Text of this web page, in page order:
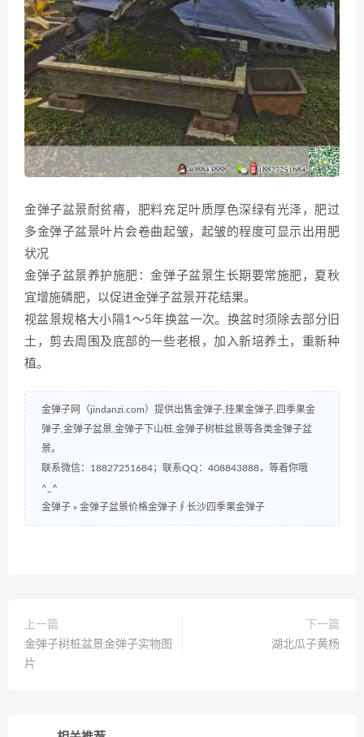
金弹子盆景耐贫瘠，肥料充足叶质厚色深绿有光泽，肥过
多金弹子盆景叶片会卷曲起皱，起皱的程度可显示出用肥
状况
金弹子盆景养护施肥：金弹子盆景生长期要常施肥，夏秋
宜增施磷肥，以促进金弹子盆景开花结果。
视盆景规格大小隔1～5年换盆一次。换盆时须除去部分旧
土，剪去周围及底部的一些老根，加入新培养土，重新种
植。
金弹子网（jindanzi.com）提供出售金弹子,挂果金弹子,四季果金
弹子,金弹子盆景,金弹子下山桩,金弹子树桩盆景等各类金弹子盆
景。
联系微信：18827251684；联系QQ：408843888，等着你哦
^_^
金弹子 » 金弹子盆景价格金弹子∮长沙四季果金弹子
上一篇
金弹子树桩盆景金弹子实物图
片
下一篇
湖北瓜子黄杨